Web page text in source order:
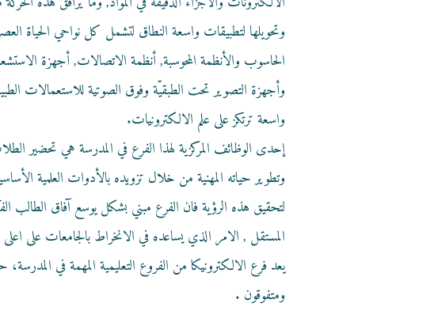
وتحويلها لتطبيقات واسعة النطاق لتشمل كل نواحي الحياة
الحاسوب والأنظمة المحوسبة, أنظمة الاتصالات, أجهزة
وأجهزة التصوير تحت الطبقيّة وفوق الصوتية للاستعمالات
واسعة ترتكز على علم الالكترونيات.
إحدى الوظائف المركزية لهذا الفرع في المدرسة هي تحضير
وتطوير حياته المهنية من خلال تزويده بالأدوات العلمية
لتحقيق هذه الرؤية فان الفرع مبني بشكل يوسع آفاق الطالب
المستقل , الامر الذي يساعده في الانخراط بالجامعات على
يعد فرع الالكترونيكا من الفروع التعليمية المهمة في
ومتفوقون .